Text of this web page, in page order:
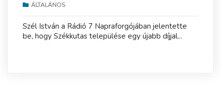
ÁLTALÁNOS
Szél István a Rádió 7 Napraforgójában jelentette
be, hogy Székkutas települése egy újabb díjjal...